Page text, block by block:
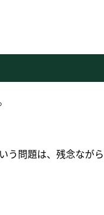
う問題は、残念ながら